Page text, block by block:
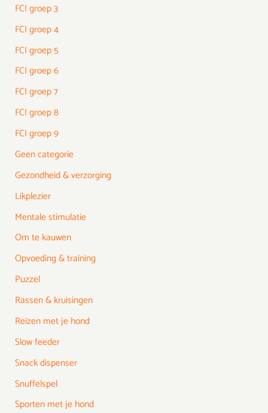
FCI groep 3
FCI groep 4
FCI groep 5
FCI groep 6
FCI groep 7
FCI groep 8
FCI groep 9
Geen categorie
Gezondheid & verzorging
Likplezier
Mentale stimulatie
Om te kauwen
Opvoeding & training
Puzzel
Rassen & kruisingen
Reizen met je hond
Slow feeder
Snack dispenser
Snuffelspel
Sporten met je hond